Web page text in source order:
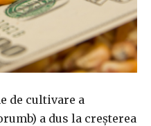
de cultivare a
a dus la creșterea